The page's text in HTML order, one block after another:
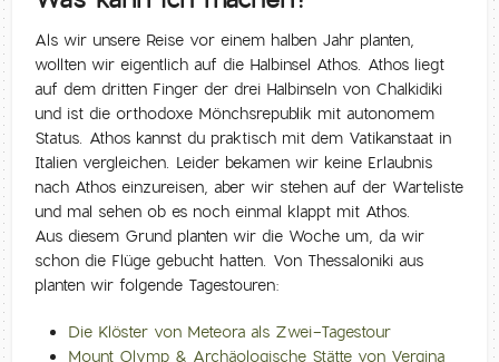
Als wir unsere Reise vor einem halben Jahr planten,
wollten wir eigentlich auf die Halbinsel Athos. Athos liegt
auf dem dritten Finger der drei Halbinseln von Chalkidiki
und ist die orthodoxe Mönchsrepublik mit autonomem
Status. Athos kannst du praktisch mit dem Vatikanstaat in
Italien vergleichen. Leider bekamen wir keine Erlaubnis
nach Athos einzureisen, aber wir stehen auf der Warteliste
und mal sehen ob es noch einmal klappt mit Athos.
Aus diesem Grund planten wir die Woche um, da wir
schon die Flüge gebucht hatten. Von Thessaloniki aus
planten wir folgende Tagestouren:
Die Klöster von Meteora als Zwei-Tagestour
Mount Olymp & Archäologische Stätte von Vergina